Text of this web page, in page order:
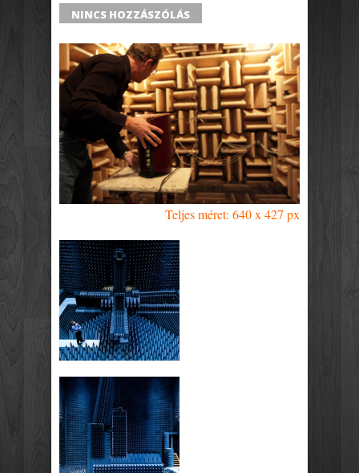
SHARETWEETSHARESHARE
NINCS HOZZÁSZÓLÁS
Teljes méret: 640 x 427 px